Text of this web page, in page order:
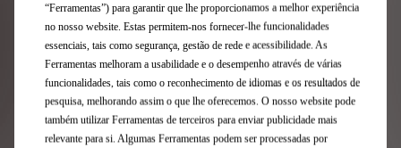
Enquanto as proporções icónicas do SM se mantêm,
com um comprimento de 4,94 m (+ 3 cm) e uma altura
de 1,34 m (+ 2 cm), o SM TRIBUTE ganha sobretudo em
musculatura e presença, com uma largura de 1,98 m (+
14 cm). Em busca de eficiência, a distância ao solo
passa para 12 centímetros (-3,5 cm). O SM TRIBUTE
assenta em grandes jantes de 22 polegadas
embelezadas com inserções aerodinâmicas.
“Ferramentas”) para garantir que lhe proporcionamos a melhor experiência
no nosso website. Estas permitem-nos fornecer-lhe funcionalidades
essenciais, tais como segurança, gestão de rede e acessibilidade. As
Ferramentas melhoram a usabilidade e o desempenho através de várias
funcionalidades, tais como o reconhecimento de idiomas e os resultados de
pesquisa, melhorando assim o que lhe oferecemos. O nosso website pode
também utilizar Ferramentas de terceiros para enviar publicidade mais
relevante para si. Algumas Ferramentas podem ser processadas por